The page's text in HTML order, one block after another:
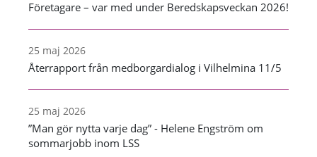
Företagare – var med under Beredskapsveckan 2026!
25 maj 2026
Återrapport från medborgardialog i Vilhelmina 11/5
25 maj 2026
”Man gör nytta varje dag” - Helene Engström om
sommarjobb inom LSS